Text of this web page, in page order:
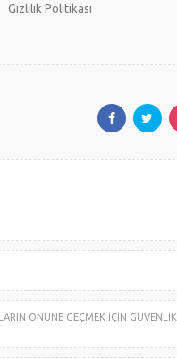
Gizlilik Politikası
ÖNÜNE GEÇMEK İÇİN GÜVENLİK